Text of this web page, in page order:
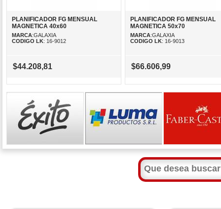
PLANIFICADOR FG MENSUAL
MAGNETICA 40x60
MARCA:GALAXIA
CODIGO LK: 16-9012
$44.208,81
PLANIFICADOR FG MENSUAL
MAGNETICA 50x70
MARCA:GALAXIA
CODIGO LK: 16-9013
$66.606,99